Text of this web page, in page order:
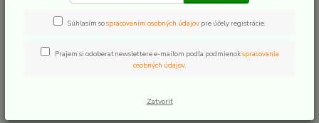
CompactTube - príslušenstvo
Bosch - Štandardná uzamykacia vložka pre
Bosch - Štandardná uzamykacia
Súhlasím sospracovaním osobných údajov pre účely registrácie.
Prajem si odoberať newslettere e-mailom podľa podmienokspracovania
osobných údajov.
Zatvoriť